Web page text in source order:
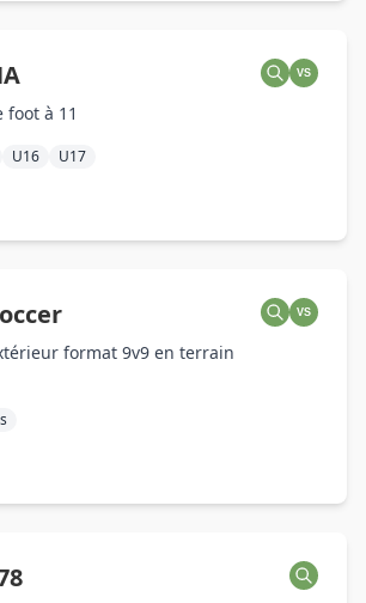
VS
foot à 11
U16 U17
VS
format 9v9 en terrain